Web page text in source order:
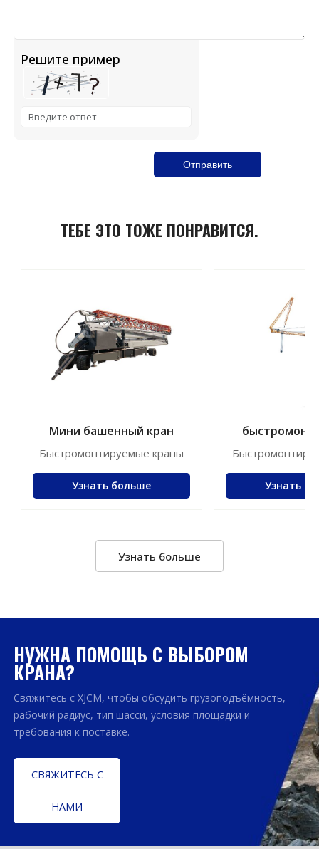
Решите пример
ТЕБЕ ЭТО ТОЖЕ ПОНРАВИТСЯ.
Мини башенный кран
Быстромонтируемые краны
Узнать больше Узнать
Узнать больше
НУЖНА ПОМОЩЬ С ВЫБОРОМ
КРАНА?
Свяжитесь с XJCM, чтобы обсудить грузоподъёмность,
рабочий радиус, тип шасси, условия площадки и
требования к поставке.
СВЯЖИТЕСЬ С
НАМИ